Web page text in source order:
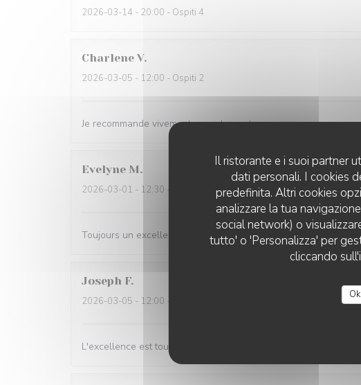
Il ristorante e i suoi partner
dati personali. I cookies
predefinita. Altri cookies
analizzare la tua
social network) o
tutto' o 'Personalizza' per
cliccando
2026-03-14 - 20:00 - Ospiti 4
Charlene V
2026-03-05 - 12:00 - Ospiti 2
Je recommande vivement ce restaurant
Evelyne M
2026-03-01 - 12:30 - Ospiti 2
Toujours un excellent accueil. Bon rapport qualité prix. Jamais
Joseph F
2026-03-05 - 12:00 - Ospiti 4
L'excellence est toujours au rendez-vous. Les saveurs et le